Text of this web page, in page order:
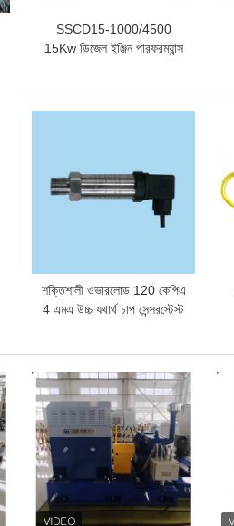
SSCD15-1000/4500
15Kw ডিজেল ইঞ্জিন পারফরম্যান্স
শক্তিশালী ওভারলোড 120 কেপিএ
4 এমএ উচ্চ যথার্থ চাপ সেন্সরস্টেস্ট
ভালো দাম